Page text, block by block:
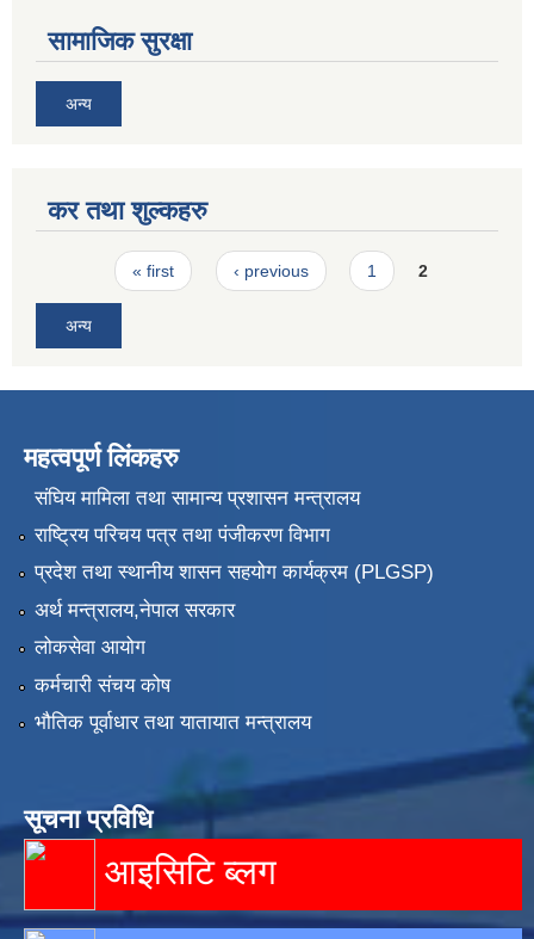
सामाजिक सुरक्षा
अन्य
कर तथा शुल्कहरु
Pages« first ‹ previous 1 2
अन्य
महत्वपूर्ण लिंकहरु
संघिय मामिला तथा सामान्य प्रशासन मन्त्रालय
राष्ट्रिय परिचय पत्र तथा पंजीकरण विभाग
प्रदेश तथा स्थानीय शासन सहयोग कार्यक्रम (PLGSP)
अर्थ मन्त्रालय,नेपाल सरकार
लोकसेवा आयोग
कर्मचारी संचय कोष
भौतिक पूर्वाधार तथा यातायात मन्त्रालय
सूचना प्रविधि
आइसिटि ब्लग